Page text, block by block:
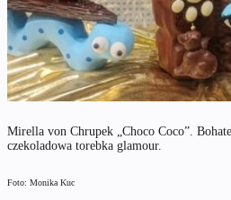
Mirella von Chrupek „Choco Coco”.
czekoladowa torebka glamour.
Foto: Monika Kuc